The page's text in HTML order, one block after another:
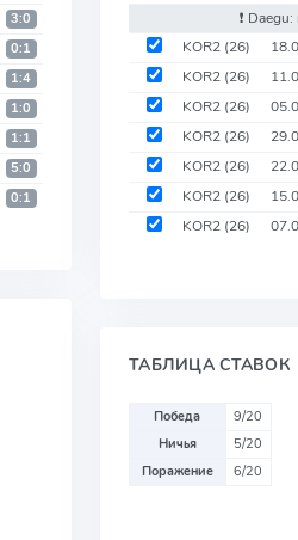
3:0
0:1
1:4
1:0
1:1
5:0
0:1
❗️
KOR2 (26)
KOR2 (26)
KOR2 (26)
KOR2 (26)
KOR2 (26)
KOR2 (26)
KOR2 (26)
ТАБЛИЦА СТАВОК
Победа
9/20
Ничья
5/20
Поражение
6/20